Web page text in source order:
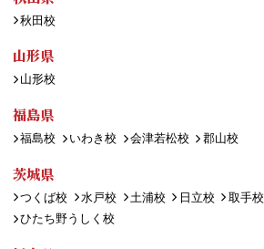
秋田校
山形県
山形校
福島県
福島校 いわき校 会津若松校 郡山校
茨城県
つくば校 水戸校 土浦校 日立校 取手校
ひたち野うしく校